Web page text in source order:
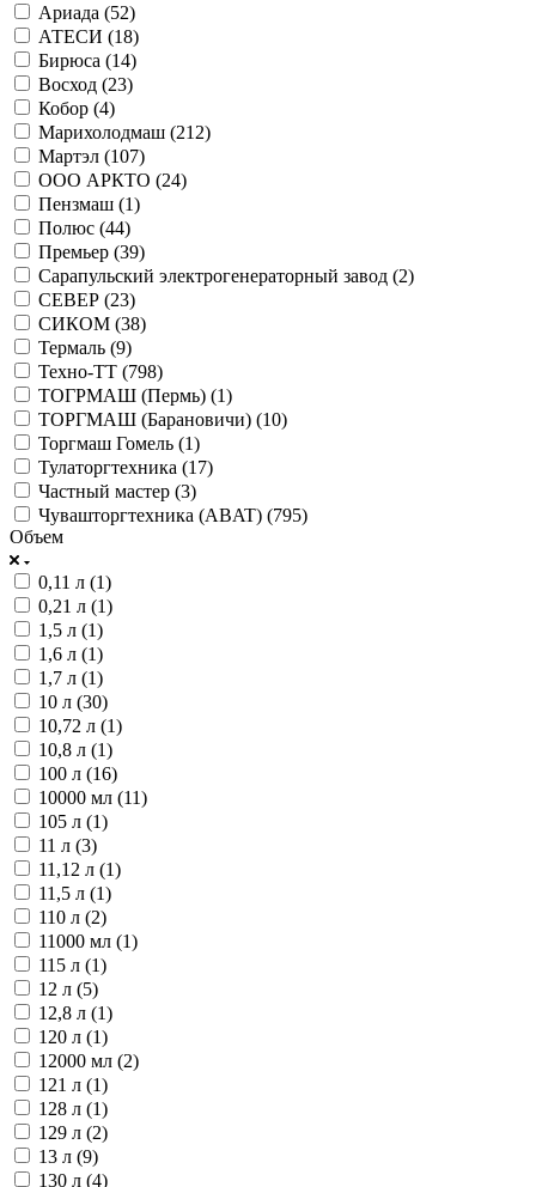
Ариада (52)
АТЕСИ (18)
Бирюса (14)
Восход (23)
Кобор (4)
Марихолодмаш (212)
Мартэл (107)
ООО АРКТО (24)
Пензмаш (1)
Полюс (44)
Премьер (39)
Сарапульский электрогенераторный завод (2)
СЕВЕР (23)
СИКОМ (38)
Термаль (9)
Техно-ТТ (798)
ТОГРМАШ (Пермь) (1)
ТОРГМАШ (Барановичи) (10)
Торгмаш Гомель (1)
Тулаторгтехника (17)
Частный мастер (3)
Чувашторгтехника (ABAT) (795)
Объем
0,11 л (1)
0,21 л (1)
1,5 л (1)
1,6 л (1)
1,7 л (1)
10 л (30)
10,72 л (1)
10,8 л (1)
100 л (16)
10000 мл (11)
105 л (1)
11 л (3)
11,12 л (1)
11,5 л (1)
110 л (2)
11000 мл (1)
115 л (1)
12 л (5)
12,8 л (1)
120 л (1)
12000 мл (2)
121 л (1)
128 л (1)
129 л (2)
13 л (9)
130 л (4)